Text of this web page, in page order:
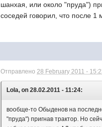
шанхая, или около "пруда")
соседей говорил, что после 1
Отправлено28 February 2011 -
Lola, on 28.02.2011 - 11:24:
вообще-то Обыденов на
"пруда") пригнав трактор. Но